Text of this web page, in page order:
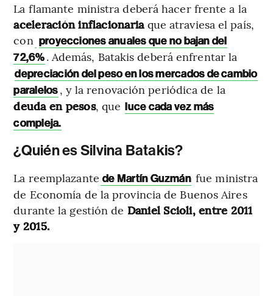
La flamante ministra deberá hacer frente a la
aceleración inflacionaria que atraviesa el país,
con proyecciones anuales que no bajan del
72,6%. Además, Batakis deberá enfrentar la
depreciación del peso en los mercados de cambio
paralelos, y la renovación periódica de la
deuda en pesos, que luce cada vez más
compleja.
¿Quién es Silvina Batakis?
La reemplazante de Martín Guzmán fue ministra
de Economía de la provincia de Buenos Aires
durante la gestión de Daniel Scioli, entre 2011
y 2015.